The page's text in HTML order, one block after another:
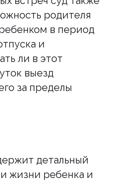
родителя
в период
и
ли в этот
выезд
за пределы
детальный
жизни ребенка и